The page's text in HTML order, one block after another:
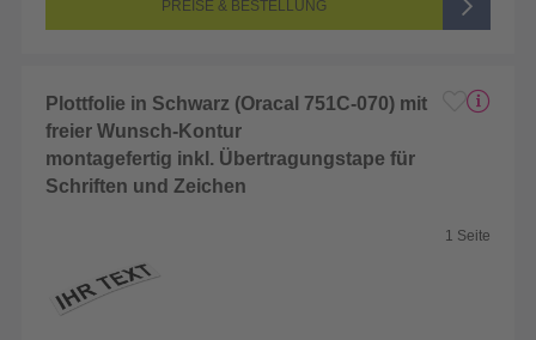
PREISE & BESTELLUNG
Plottfolie in Schwarz (Oracal 751C-070) mit
freier Wunsch-Kontur
montagefertig inkl. Übertragungstape für
Schriften und Zeichen
1 Seite